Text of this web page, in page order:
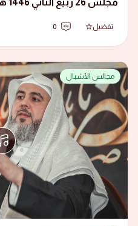
مجلس 26 ربيع الثاني 1446 هجرية
تفضيل 0
مجالس الأشبال